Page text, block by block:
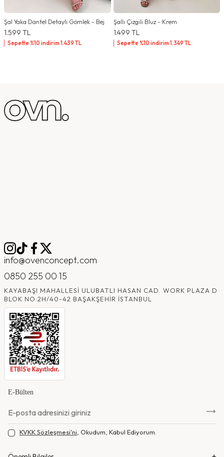
Şal Yaka Dantel Detaylı Gömlek - Bej
1.599 TL
Sepette %10 indirim1.439 TL
Şallı Çizgili Bluz - Krem
1.499 TL
Sepette %10 indirim1.349 TL
info@ovenconcept.com
0850 255 00 15
KAYABAŞI MAHALLESI ULUBATLI HASAN CAD. WORK PLAZA D
BLOK NO:2H/40-42 BAŞAKŞEHIR İSTANBUL
E-Bülten
KVKK Sözleşmesi'ni , Okudum, Kabul Ediyorum.